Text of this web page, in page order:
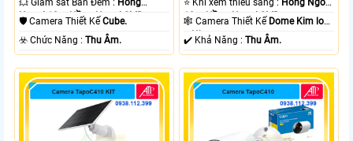
💥 Giám sát Ban Đêm : Hồng
Ngoại 10m Hồng Ngoại SMD.
🛡 Camera Thiết KếCube.
️☣️ Chức Năng :Thu Âm.
⭐ Khi xem thiếu sáng : Hồng Ngoại
10m Hồng Ngoại SMD.
🕸️ Camera Thiết Kế Dome Kim loại
+ Nhựa.
️✔️ Khả Năng :Thu Âm.